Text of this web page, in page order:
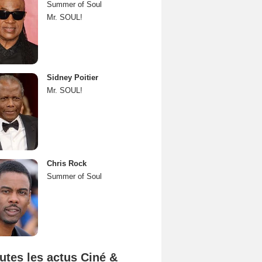
Summer of Soul
Mr. SOUL!
Sidney Poitier
Mr. SOUL!
Chris Rock
Summer of Soul
les actus Ciné &